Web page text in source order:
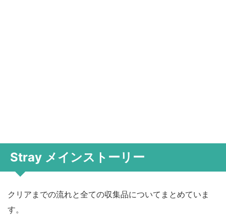
Stray メインストーリー
クリアまでの流れと全ての収集品についてまとめていま
す。